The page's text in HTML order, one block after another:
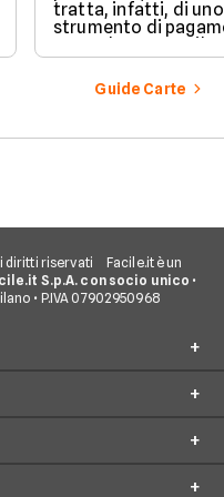
tratta, infatti, di uno
strumento di
comodo e versatile.
Vediamo quindi di
tratta quando si
carte di credito.
Guide Carte
diritti riservati
Facile.it è un
S.p.A. con socio unico •
• P.IVA 07902950968